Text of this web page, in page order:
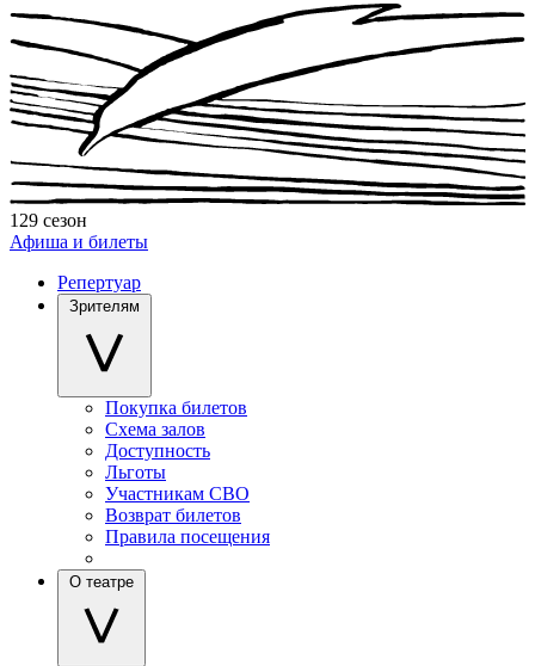
129 сезон
Афиша и билеты
Репертуар
Зрителям
Покупка билетов
Схема залов
Доступность
Льготы
Участникам СВО
Возврат билетов
Правила посещения
О театре